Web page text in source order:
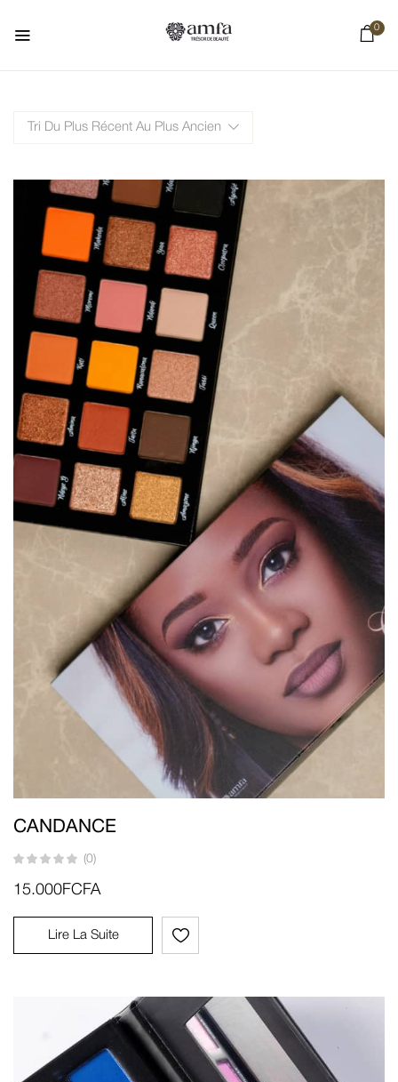
0
Tri Du Plus Récent Au Plus Ancien
CANDANCE
(0)
15.000FCFA
Lire La Suite